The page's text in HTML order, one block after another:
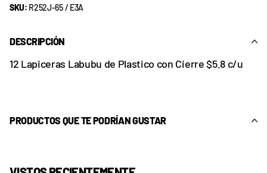
SKU: R252J-65 / E3A
DESCRIPCIÓN
12 Lapiceras Labubu de Plastico con Cierre $5.8 c/u
PRODUCTOS QUE TE PODRÍAN GUSTAR